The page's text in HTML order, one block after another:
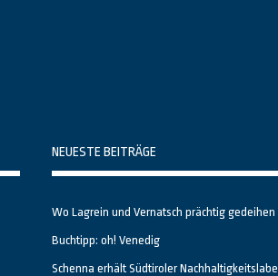
NEUESTE BEITRÄGE
Wo Lagrein und Vernatsch prächtig gedeihen
Buchtipp: oh! Venedig
Schenna erhält Südtiroler Nachhaltigkeitslabel